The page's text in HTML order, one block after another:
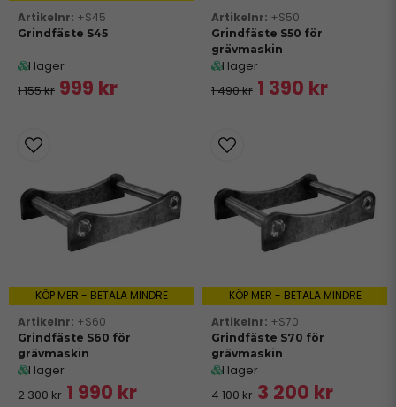
+S45
Grindfäste S45
I lager
1 155 kr 999 kr
+S50
Grindfäste S50 för
grävmaskin
I lager
1 490 kr 1 390 kr
KÖP MER - BETALA MINDRE
+S60
Grindfäste S60 för
grävmaskin
I lager
2 300 kr 1 990 kr
KÖP MER - BETALA MINDRE
+S70
Grindfäste S70 för
grävmaskin
I lager
4 100 kr 3 200 kr